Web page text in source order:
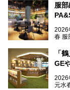
服
2026
春 服
当
サ
を融
今回
「
GE
2026
元水